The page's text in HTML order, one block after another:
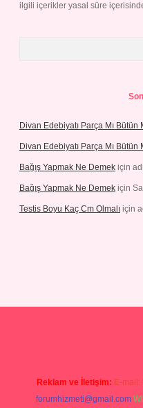
ilgili içerikler yasal süre
Divan Edebiyatı Parça Mı Bütün
Divan Edebiyatı Parça Mı Bütün
Bağış Yapmak Ne Demek için
Bağış Yapmak Ne Demek için
Testis Boyu Kaç Cm Olmalı için
Reklam ve İletişim: E-mail:
forumhizmeti@gmail.com